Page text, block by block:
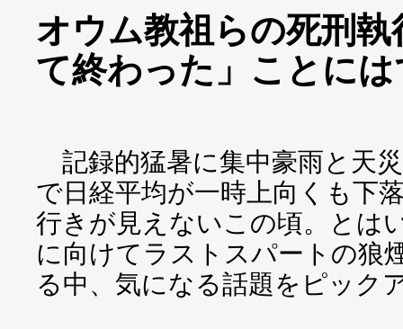
オウム教祖らの死刑
て終わった」ことに
記録的猛暑に集中豪雨と天
で日経平均が一時上向くも下
行きが見えないこの頃。とは
に向けてラストスパートの狼
る中、気になる話題をピック